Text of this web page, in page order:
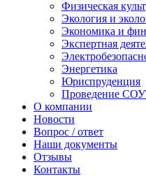
Физическая
Экология и
Экономика и
Экспертная
Энергетика
Юриспруденция
Проведение
О компании
Новости
Вопрос / ответ
Наши документы
Отзывы
Контакты